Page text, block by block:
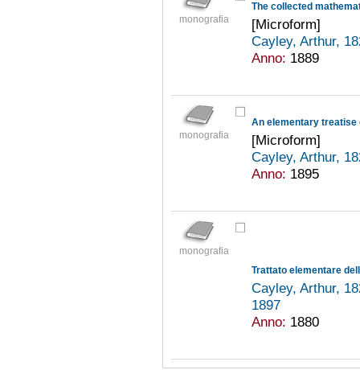
monografia
The collected
[Microform]
Cayley, Arthur,
Anno: 1889
monografia
An elementary treatise
[Microform]
Cayley, Arthur,
Anno: 1895
monografia
Trattato elementare
Cayley, Arthur,
1897
Anno: 1880